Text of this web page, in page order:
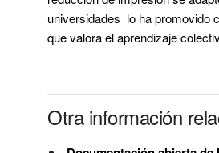
universidades  lo ha promovido
que valora el aprendizaje
Otra información